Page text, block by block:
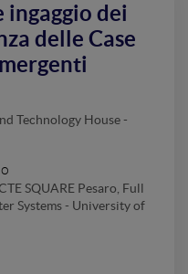
dei
delle Case
Technology House -
SQUARE Pesaro, Full
Systems - University of